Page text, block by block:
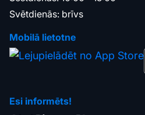
Svētdienās: brīvs
Mobilā lietotne
Esi informēts!